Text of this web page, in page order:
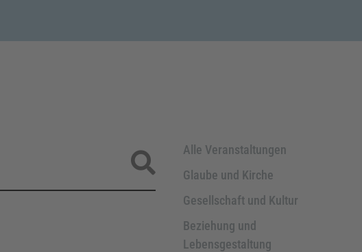
Alle Veranstaltungen
Glaube und Kirche
Gesellschaft und Kultur
Beziehung und
Lebensgestaltung